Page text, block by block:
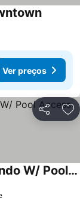
preços
Ver
Ver preços
Partilhar
1 Mi To Dtwn: Uptown Castle Condo W/ Pool Access